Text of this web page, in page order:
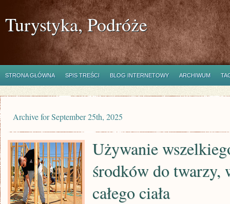
Turystyka, Podróże
STRONA GŁÓWNA SPIS TREŚCI BLOG INTERNETOWY ARCHIWUM
Archive for September 25th, 2025
Używanie
środków do twarzy,
całego ciała